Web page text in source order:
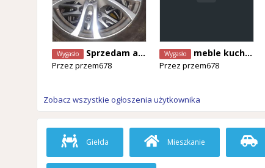
Wygasło Sprzedam alufelgi
Przez przem678
Wygasło meble kuchenne na wymiar i nie tylko
Przez przem678
Zobacz wszystkie ogłoszenia użytkownika
Giełda Mieszkanie